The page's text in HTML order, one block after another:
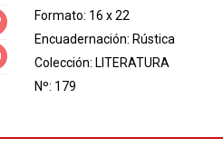
Formato: 16 x 22
Encuadernación: Rústica
Colección: LITERATURA
Nº: 179